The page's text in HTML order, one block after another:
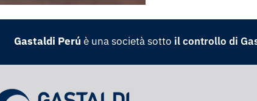
Gastaldi Perúè una società sotto il controllo di